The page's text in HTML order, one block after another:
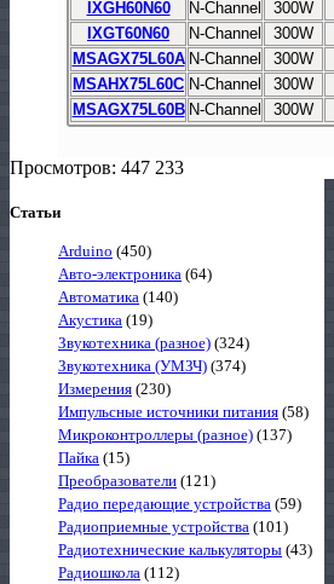
IXGH60N60
N-Channel 300W
IXGT60N60
N-Channel 300W
MSAGX75L60A N-Channel 300W
MSAHX75L60C N-Channel 300W
MSAGX75L60B N-Channel 300W
Просмотров: 447 233
Статьи
Arduino (450)
Авто-электроника (64)
Автоматика (140)
Акустика (19)
Звукотехника (разное) (324)
Звукотехника (УМЗЧ) (374)
Измерения (230)
Импульсные источники питания (58)
Микроконтроллеры (разное) (137)
Пайка (15)
Преобразователи (121)
Радио передающие устройства (59)
Радиоприемные устройства (101)
Радиотехнические калькуляторы (43)
Радиошкола (112)